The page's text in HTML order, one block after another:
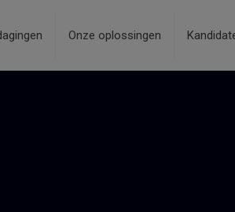
Onze oplossingen